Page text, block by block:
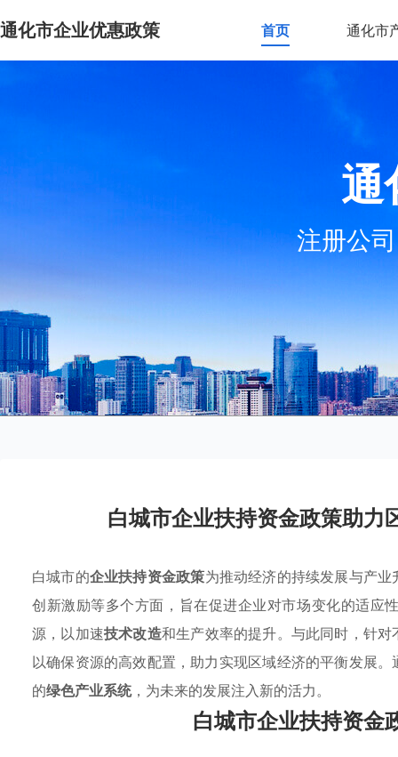
通化市企业优惠政策 首页 通化市
通
注册公
白城市企业扶持资金政策助力
白城市的企业扶持资金政策为推动经济的持续发展与产
创新激励等多个方面，旨在促进企业对市场变化的适应
源，以加速技术改造和生产效率的提升。与此同时，针
以确保资源的高效配置，助力实现区域经济的平衡发展
的绿色产业系统，为未来的发展注入新的活力。
白城市企业扶持资金